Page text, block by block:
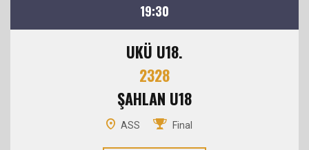
19:30
UKÜ U18.
2328
ŞAHLAN U18
ASS Final